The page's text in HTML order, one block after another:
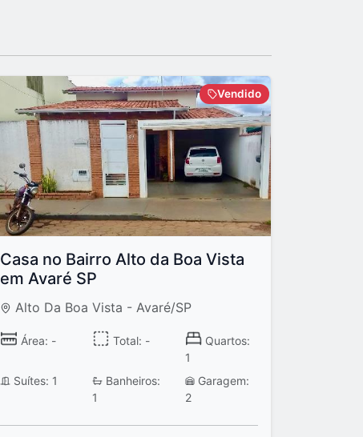
Vendido
Casa no Bairro Alto da Boa Vista
em Avaré SP
Alto Da Boa Vista - Avaré/SP
Área: - Total: -
Quartos:
1
Suítes: 1
Banheiros:
1
Garagem:
2